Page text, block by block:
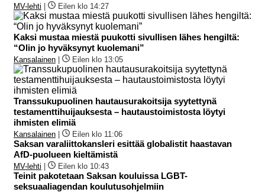
MV-lehti Eilen klo 14:27
Kaksi mustaa miestä puukotti sivullisen lähes hengiltä:
“Olin jo hyväksynyt kuolemani”
Kansalainen Eilen klo 13:05
Transsukupuolinen hautausurakoitsija syytettynä
testamenttihuijauksesta – hautaustoimistosta löytyi
ihmisten elimiä
Kansalainen Eilen klo 11:06
Saksan varaliittokansleri esittää globalistit haastavan
AfD-puolueen kieltämistä
MV-lehti Eilen klo 10:43
Teinit pakotetaan Saksan kouluissa LGBT-
seksuaaliagendan koulutusohjelmiin